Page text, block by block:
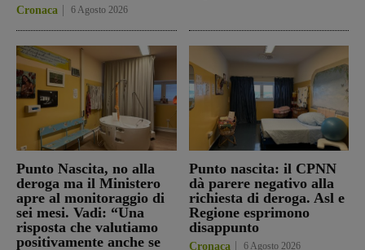
Cronaca 6 Agosto 2026
Punto Nascita, no alla
deroga ma il Ministero
apre al monitoraggio di
sei mesi. Vadi: “Una
risposta che valutiamo
positivamente anche se
Punto nascita: il CPNN
dà parere negativo alla
richiesta di deroga. Asl e
Regione esprimono
disappunto
Cronaca 6 Agosto 2026